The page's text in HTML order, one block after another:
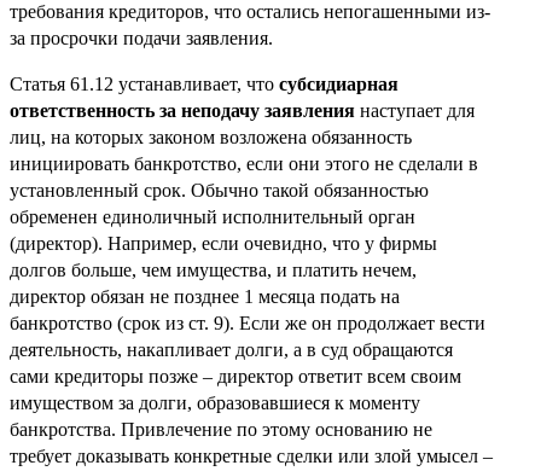
требования кредиторов, что остались непогашенными из-
за просрочки подачи заявления.
Статья 61.12 устанавливает, что субсидиарная
ответственность за неподачу заявления наступает для
лиц, на которых законом возложена обязанность
инициировать банкротство, если они этого не сделали в
установленный срок. Обычно такой обязанностью
обременен единоличный исполнительный орган
(директор). Например, если очевидно, что у фирмы
долгов больше, чем имущества, и платить нечем,
директор обязан не позднее 1 месяца подать на
банкротство (срок из ст. 9). Если же он продолжает вести
деятельность, накапливает долги, а в суд обращаются
сами кредиторы позже – директор ответит всем своим
имуществом за долги, образовавшиеся к моменту
банкротства. Привлечение по этому основанию не
требует доказывать конкретные сделки или злой умысел –